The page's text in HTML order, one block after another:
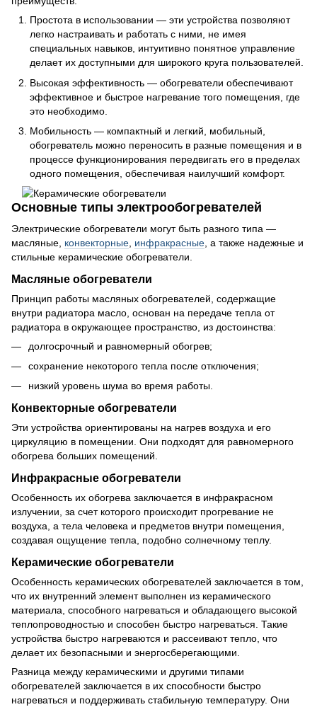
Простота в использовании — эти устройства позволяют
легко настраивать и работать с ними, не имея
специальных навыков, интуитивно понятное управление
делает их доступными для широкого круга пользователей.
Высокая эффективность — обогреватели обеспечивают
эффективное и быстрое нагревание того помещения, где
это необходимо.
Мобильность — компактный и легкий, мобильный,
обогреватель можно переносить в разные помещения и в
процессе функционирования передвигать его в пределах
одного помещения, обеспечивая наилучший комфорт.
Основные типы электрообогревателей
Электрические обогреватели могут быть разного типа —
масляные, конвекторные инфракрасные , а также надежные и
стильные керамические обогреватели.
Масляные обогреватели
Принцип работы масляных обогревателей, содержащие
внутри радиатора масло, основан на передаче тепла от
радиатора в окружающее пространство, из достоинства:
долгосрочный и равномерный обогрев;
сохранение некоторого тепла после отключения;
низкий уровень шума во время работы.
Конвекторные обогреватели
Эти устройства ориентированы на нагрев воздуха и его
циркуляцию в помещении. Они подходят для равномерного
обогрева больших помещений.
Инфракрасные обогреватели
Особенность их обогрева заключается в инфракрасном
излучении, за счет которого происходит прогревание не
воздуха, а тела человека и предметов внутри помещения,
создавая ощущение тепла, подобно солнечному теплу.
Керамические обогреватели
Особенность керамических обогревателей заключается в том,
что их внутренний элемент выполнен из керамического
материала, способного нагреваться и обладающего высокой
теплопроводностью и способен быстро нагреваться. Такие
устройства быстро нагреваются и рассеивают тепло, что
делает их безопасными и энергосберегающими.
Разница между керамическими и другими типами
обогревателей заключается в их способности быстро
нагреваться и поддерживать стабильную температуру. Они